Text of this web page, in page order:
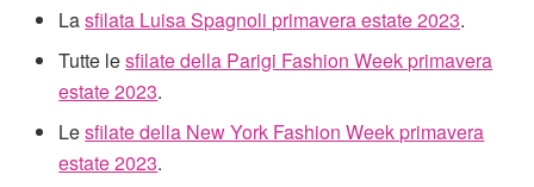
Lasfilata Luisa Spagnoli primavera estate 2023.
Tutte lesfilate della Parigi Fashion Week primavera
estate 2023.
Lesfilate della New York Fashion Week primavera
estate 2023.